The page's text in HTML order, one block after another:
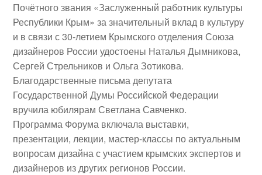
Почётного звания «Заслуженный работник культуры
Республики Крым» за значительный вклад в культуру
и в связи с 30-летием Крымского отделения Союза
дизайнеров России удостоены Наталья Дымникова,
Сергей Стрельников иОльга Зотикова.
Благодарственные письма депутата
Государственной Думы Российской Федерации
вручила юбилярамСветлана Савченко.
Программа Форума включала выставки,
презентации, лекции, мастер-классы по актуальным
вопросам дизайна с участием крымских экспертов и
дизайнеров из других регионов России.